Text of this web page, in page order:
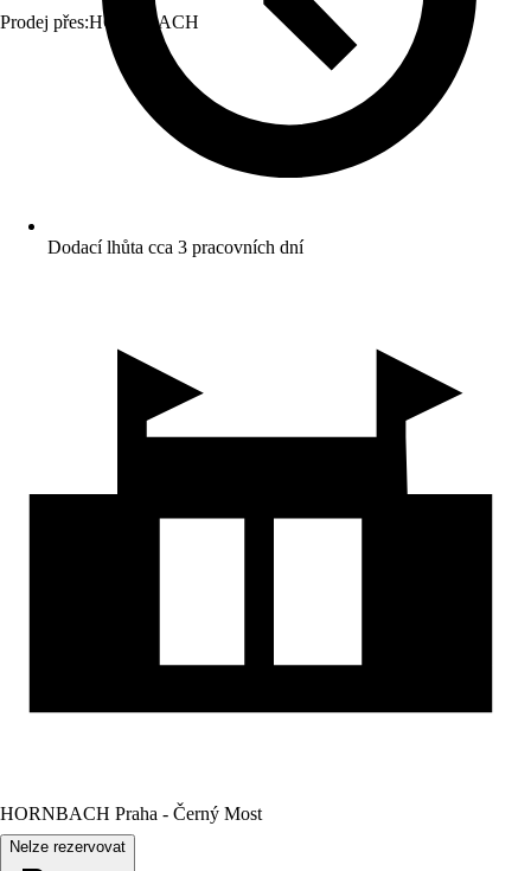
Prodej přes:HORNBACH
Dodací lhůta cca 3 pracovních dní
HORNBACH Praha - Černý Most
Nelze rezervovat